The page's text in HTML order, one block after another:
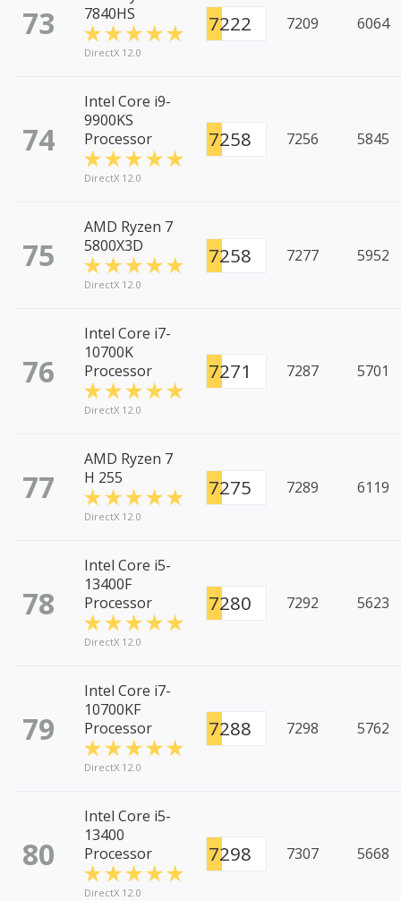
73
7840HS
DirectX 12.0
7222 7209 6064
74
Intel Core i9-
9900KS
Processor
DirectX 12.0
7258 7256 5845
75
AMD Ryzen 7
5800X3D
DirectX 12.0
7258 7277 5952
76
Intel Core i7-
10700K
Processor
DirectX 12.0
7271 7287 5701
77
AMD Ryzen 7
H 255
DirectX 12.0
7275 7289 6119
78
Intel Core i5-
13400F
Processor
DirectX 12.0
7280 7292 5623
79
Intel Core i7-
10700KF
Processor
DirectX 12.0
7288 7298 5762
80
Intel Core i5-
13400
Processor
DirectX 12.0
7298 7307 5668